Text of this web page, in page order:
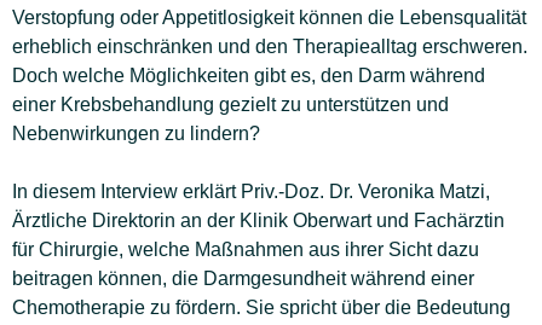
Verstopfung oder Appetitlosigkeit können die Lebensqualität
erheblich einschränken und den Therapiealltag erschweren.
Doch welche Möglichkeiten gibt es, den Darm während
einer Krebsbehandlung gezielt zu unterstützen und
Nebenwirkungen zu lindern?
In diesem Interview erklärt Priv.-Doz. Dr. Veronika Matzi,
Ärztliche Direktorin an der Klinik Oberwart und Fachärztin
für Chirurgie, welche Maßnahmen aus ihrer Sicht dazu
beitragen können, die Darmgesundheit während einer
Chemotherapie zu fördern. Sie spricht über die Bedeutung